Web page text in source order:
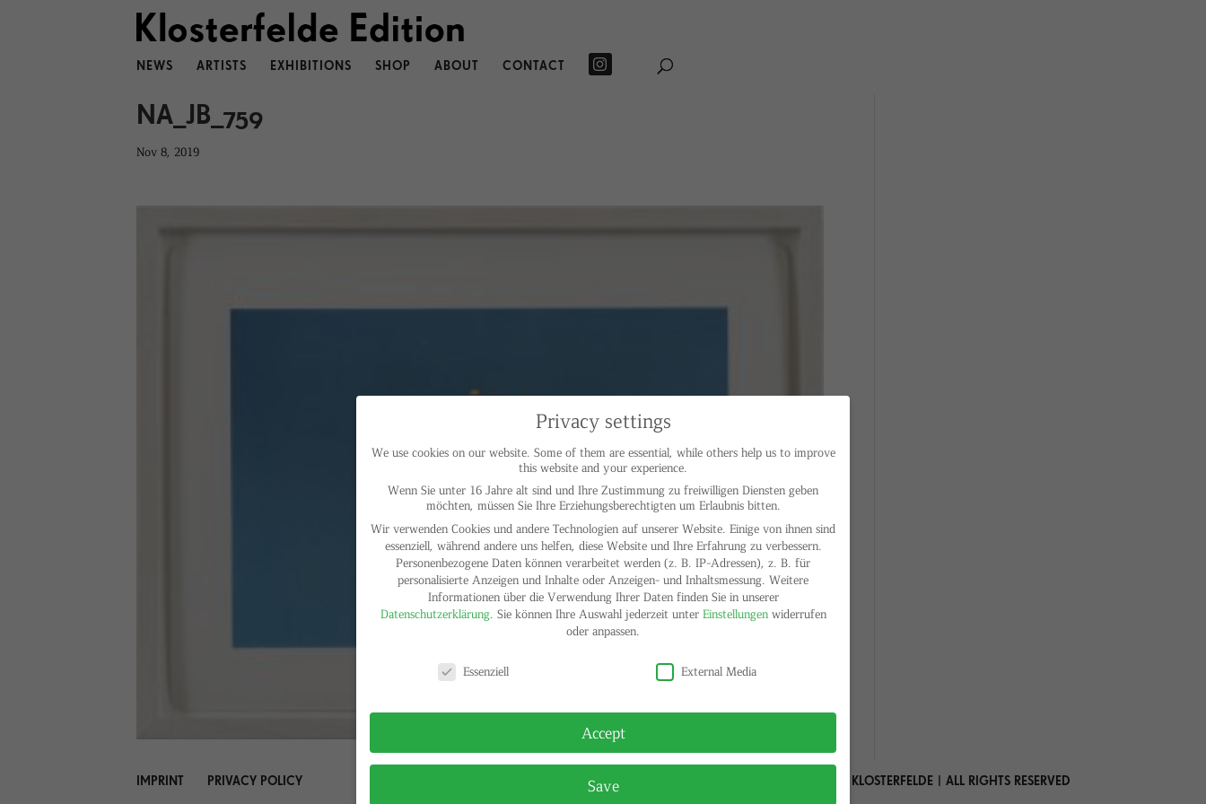
NEWS ARTISTS EXHIBITIONS SHOP ABOUT CONTACT
NA_JB_759
Nov 8, 2019
IMPRINT PRIVACY POLICY © HELGA MARIA KLOSTERFELDE | ALL RIGHTS RESERVED
Privacy settings
We use cookies on our website. Some of them are essential, while others help us to improve
this website and your experience.
Wenn Sie unter 16 Jahre alt sind und Ihre Zustimmung zu freiwilligen Diensten geben
möchten, müssen Sie Ihre Erziehungsberechtigten um Erlaubnis bitten.
Wir verwenden Cookies und andere Technologien auf unserer Website. Einige von ihnen sind
essenziell, während andere uns helfen, diese Website und Ihre Erfahrung zu verbessern.
Personenbezogene Daten können verarbeitet werden (z. B. IP-Adressen), z. B. für
personalisierte Anzeigen und Inhalte oder Anzeigen- und Inhaltsmessung. Weitere
Informationen über die Verwendung Ihrer Daten finden Sie in unserer
Datenschutzerklärung. Sie können Ihre Auswahl jederzeit unter Einstellungenwiderrufen
oder anpassen.
Essenziell
External Media
Accept
Save